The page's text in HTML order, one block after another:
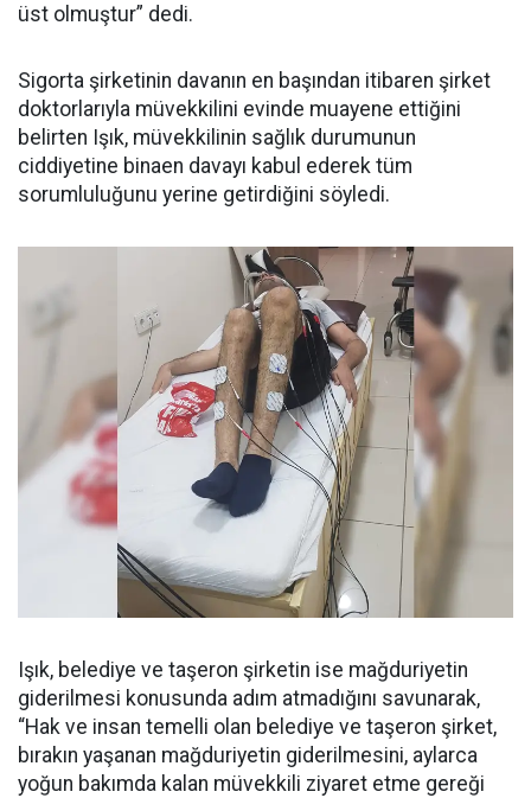
üst olmuştur” dedi.
Sigorta şirketinin davanın en başından itibaren şirket
doktorlarıyla müvekkilini evinde muayene ettiğini
belirten Işık, müvekkilinin sağlık durumunun
ciddiyetine binaen davayı kabul ederek tüm
sorumluluğunu yerine getirdiğini söyledi.
Işık, belediye ve taşeron şirketin ise mağduriyetin
giderilmesi konusunda adım atmadığını savunarak,
“Hak ve insan temelli olan belediye ve taşeron şirket,
bırakın yaşanan mağduriyetin giderilmesini, aylarca
yoğun bakımda kalan müvekkili ziyaret etme gereği